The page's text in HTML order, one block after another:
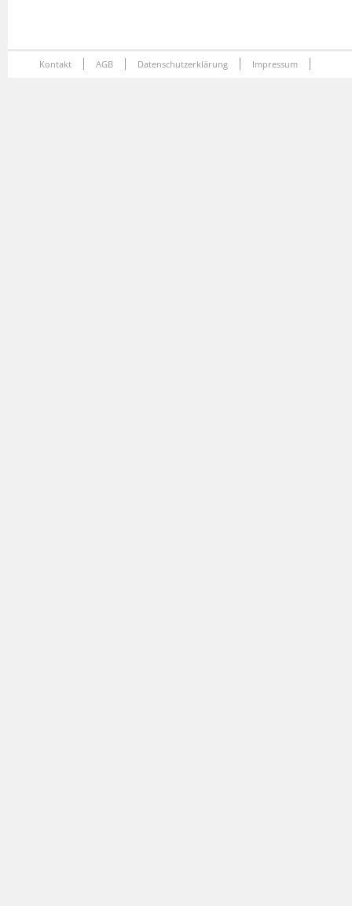
Kontakt AGB Datenschutzerklärung Impressum